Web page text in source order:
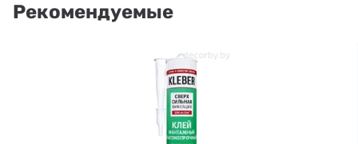
Рекомендуемые